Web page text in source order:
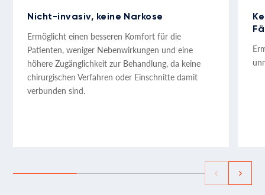
Nicht-invasiv, keine Narkose
Ermöglicht einen besseren Komfort für die
Patienten, weniger Nebenwirkungen und eine
höhere Zugänglichkeit zur Behandlung, da keine
chirurgischen Verfahren oder Einschnitte damit
verbunden sind.